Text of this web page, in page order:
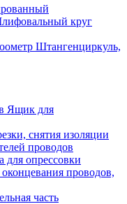
круг
Штангенциркуль,
Ящик для
снятия изоляции
проводов
опрессовки
проводов,
часть